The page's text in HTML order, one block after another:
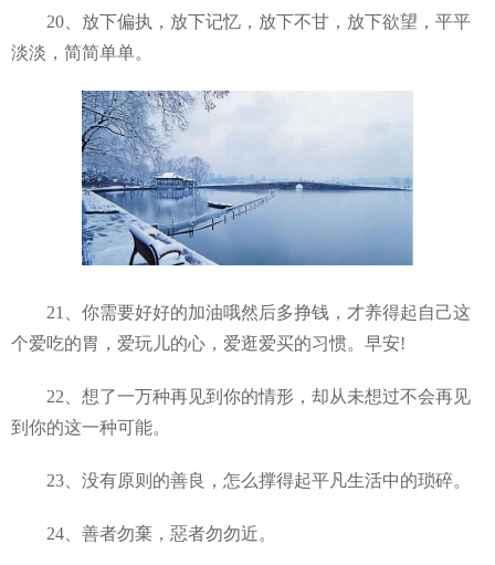
20、放下偏执，放下记忆，放下不甘，放下欲望，平平
淡淡，简简单单。
21、你需要好好的加油哦然后多挣钱，才养得起自己这
个爱吃的胃，爱玩儿的心，爱逛爱买的习惯。早安!
22、想了一万种再见到你的情形，却从未想过不会再见
到你的这一种可能。
23、没有原则的善良，怎么撑得起平凡生活中的琐碎。
24、善者勿棄，惡者勿勿近。